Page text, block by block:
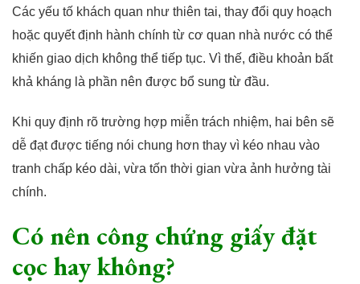
Các yếu tố khách quan như thiên tai, thay đổi quy hoạch
hoặc quyết định hành chính từ cơ quan nhà nước có thể
khiến giao dịch không thể tiếp tục. Vì thế, điều khoản bất
khả kháng là phần nên được bổ sung từ đầu.
Khi quy định rõ trường hợp miễn trách nhiệm, hai bên sẽ
dễ đạt được tiếng nói chung hơn thay vì kéo nhau vào
tranh chấp kéo dài, vừa tốn thời gian vừa ảnh hưởng tài
chính.
Có nên công chứng giấy đặt
cọc hay không?